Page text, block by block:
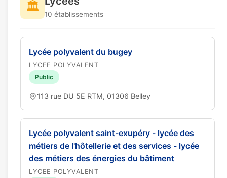
🏛️
10 établissements
Lycée polyvalent du bugey
LYCEE POLYVALENT
Public
113 rue DU 5E RTM, 01306 Belley
Lycée polyvalent saint-exupéry - lycée des
métiers de l'hôtellerie et des services - lycée
des métiers des énergies du bâtiment
LYCEE POLYVALENT